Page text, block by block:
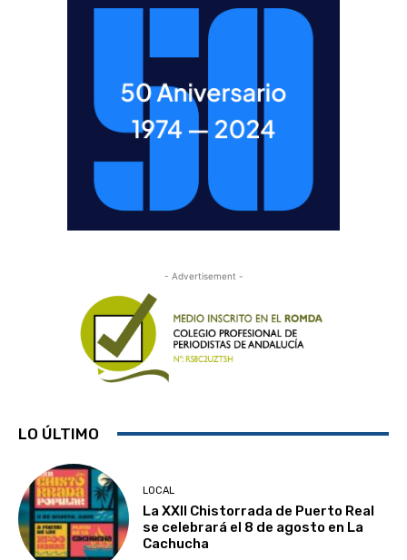
- Advertisement -
LO ÚLTIMO
LOCAL
La XXII Chistorrada de Puerto Real
se celebrará el 8 de agosto en La
Cachucha